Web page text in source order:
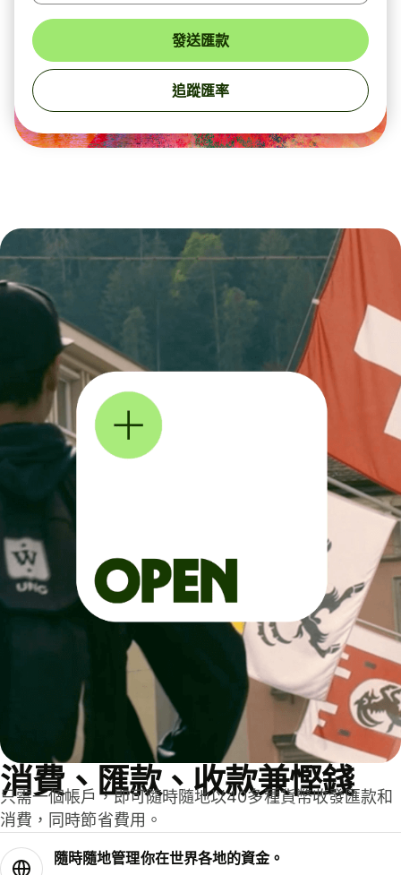
發送匯款
追蹤匯率
消費、匯款、收款兼慳錢
只需一個帳戶，即可隨時隨地以40多種貨幣收發匯款和
消費，同時節省費用。
隨時隨地管理你在世界各地的資金。